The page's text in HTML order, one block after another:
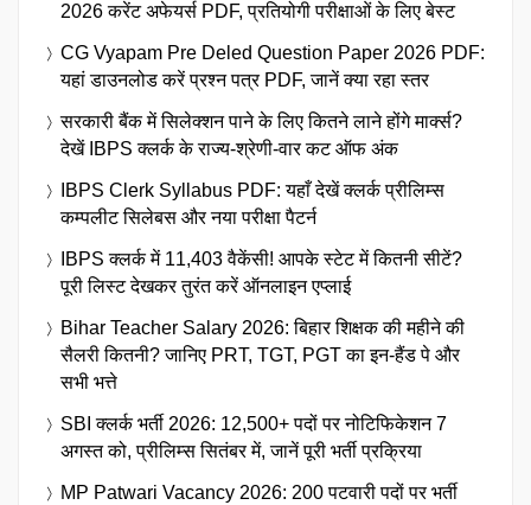
2026 करेंट अफेयर्स PDF, प्रतियोगी परीक्षाओं के लिए बेस्ट
CG Vyapam Pre Deled Question Paper 2026 PDF:
यहां डाउनलोड करें प्रश्न पत्र PDF, जानें क्या रहा स्तर
सरकारी बैंक में सिलेक्शन पाने के लिए कितने लाने होंगे मार्क्स?
देखें IBPS क्लर्क के राज्य-श्रेणी-वार कट ऑफ अंक
IBPS Clerk Syllabus PDF: यहाँ देखें क्लर्क प्रीलिम्स
कम्पलीट सिलेबस और नया परीक्षा पैटर्न
IBPS क्लर्क में 11,403 वैकेंसी! आपके स्टेट में कितनी सीटें?
पूरी लिस्ट देखकर तुरंत करें ऑनलाइन एप्लाई
Bihar Teacher Salary 2026: बिहार शिक्षक की महीने की
सैलरी कितनी? जानिए PRT, TGT, PGT का इन-हैंड पे और
सभी भत्ते
SBI क्लर्क भर्ती 2026: 12,500+ पदों पर नोटिफिकेशन 7
अगस्त को, प्रीलिम्स सितंबर में, जानें पूरी भर्ती प्रक्रिया
MP Patwari Vacancy 2026: 200 पटवारी पदों पर भर्ती